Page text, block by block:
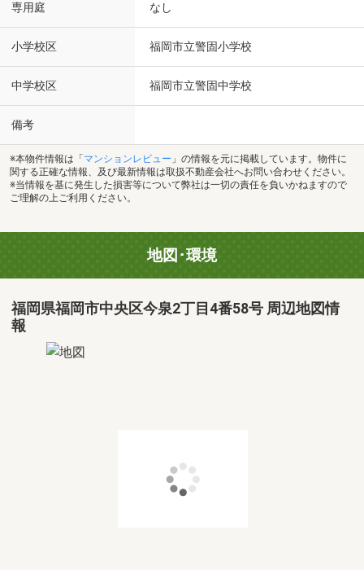
専用庭 なし
小学校区 福岡市立警固小学校
中学校区 福岡市立警固中学校
備考
※本物件情報は「 マンションレビュー 」の情報を元に掲載しています。物件に
関する正確な情報、及び最新情報は取扱不動産会社へお問い合わせください。
※当情報を基に発生した損害等について弊社は一切の責任を負いかねますので
ご理解の上ご利用ください。
地図･環境
福岡県福岡市中央区今泉2丁目4番58号 周辺地図情
報